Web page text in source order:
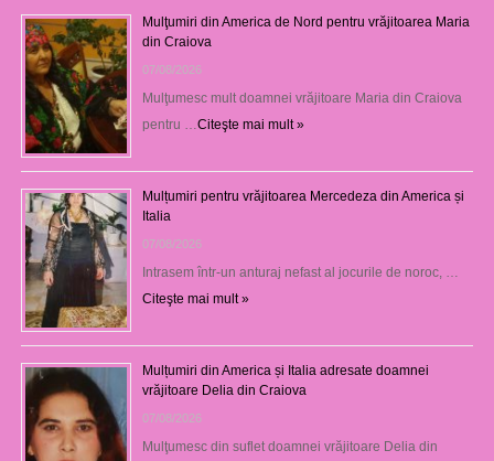
Mulţumiri din America de Nord pentru vrăjitoarea Maria
din Craiova
07/08/2026
Mulţumesc mult doamnei vrăjitoare Maria din Craiova
pentru … Citeşte mai mult »
Mulțumiri pentru vrăjitoarea Mercedeza din America și
Italia
07/08/2026
Intrasem într-un anturaj nefast al jocurile de noroc, …
Citeşte mai mult »
Mulțumiri din America și Italia adresate doamnei
vrăjitoare Delia din Craiova
07/08/2026
Mulţumesc din suflet doamnei vrăjitoare Delia din